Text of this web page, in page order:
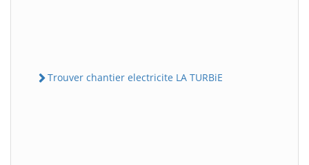
Trouver chantier electricite LA TURBiE